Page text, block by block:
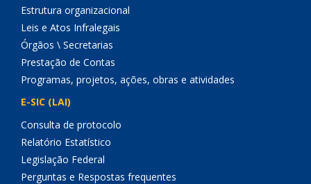
Estrutura organizacional
Leis e Atos Infralegais
Órgãos \ Secretarias
Prestação de Contas
Programas, projetos, ações, obras e atividades
E-SIC (LAI)
Consulta de protocolo
Relatório Estatístico
Legislação Federal
Perguntas e Respostas frequentes